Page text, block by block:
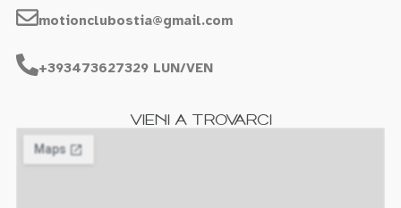
motionclubostia@gmail.com
+393473627329 LUN/VEN
VIENI A TROVARCI